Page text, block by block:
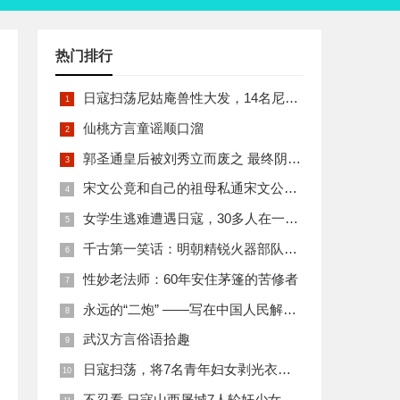
热门排行
日寇扫荡尼姑庵兽性大发，14名尼姑遭玷污后集体自焚
仙桃方言童谣顺口溜
郭圣通皇后被刘秀立而废之 最终阴丽华当上了皇后 那么她的五个儿子有何结局
宋文公竟和自己的祖母私通宋文公是如何死的
女学生逃难遭遇日寇，30多人在一所小校里被集体奸淫
千古第一笑话：明朝精锐火器部队亡于一只'鸡'
性妙老法师：60年安住茅篷的苦修者
永远的“二炮” ——写在中国人民解放军火箭军组建之际
武汉方言俗语拾趣
日寇扫荡，将7名青年妇女剥光衣裤在庙前糟蹋